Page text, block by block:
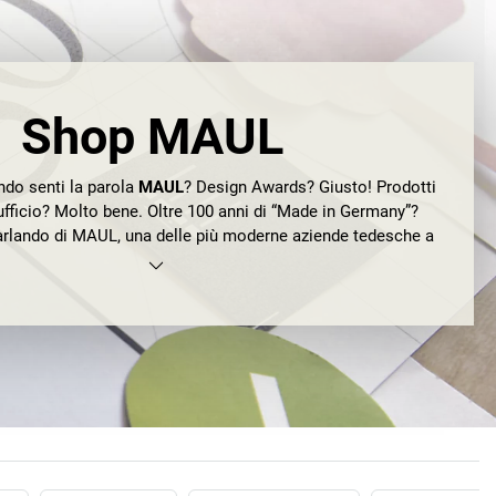
Shop MAUL
senti la parola MAUL? Design Awards? Giusto! Prodotti
Molto bene. Oltre 100 anni di “Made in Germany”?
di MAUL, una delle più moderne aziende tedesche a
postazioni di lavoro e un'innovativa azienda a conduzione
e forme essenziali. Che tu scelga tralampade o lampadine,
o lavagne bianche è quasi secondario. Con i prodotti MAUL
su forma e funzione, innovazione e idee.
una cosa che funziona bene deve avere anche un